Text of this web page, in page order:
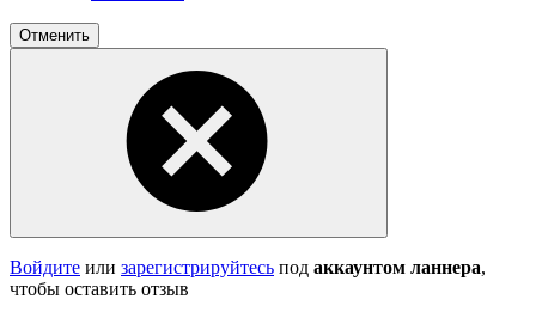
Отменить
Войдите или зарегистрируйтесь под аккаунтом ланнера,
чтобы оставить отзыв